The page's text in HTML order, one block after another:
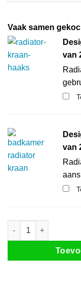
Vaak samen
van
van
Design Radiator Wit